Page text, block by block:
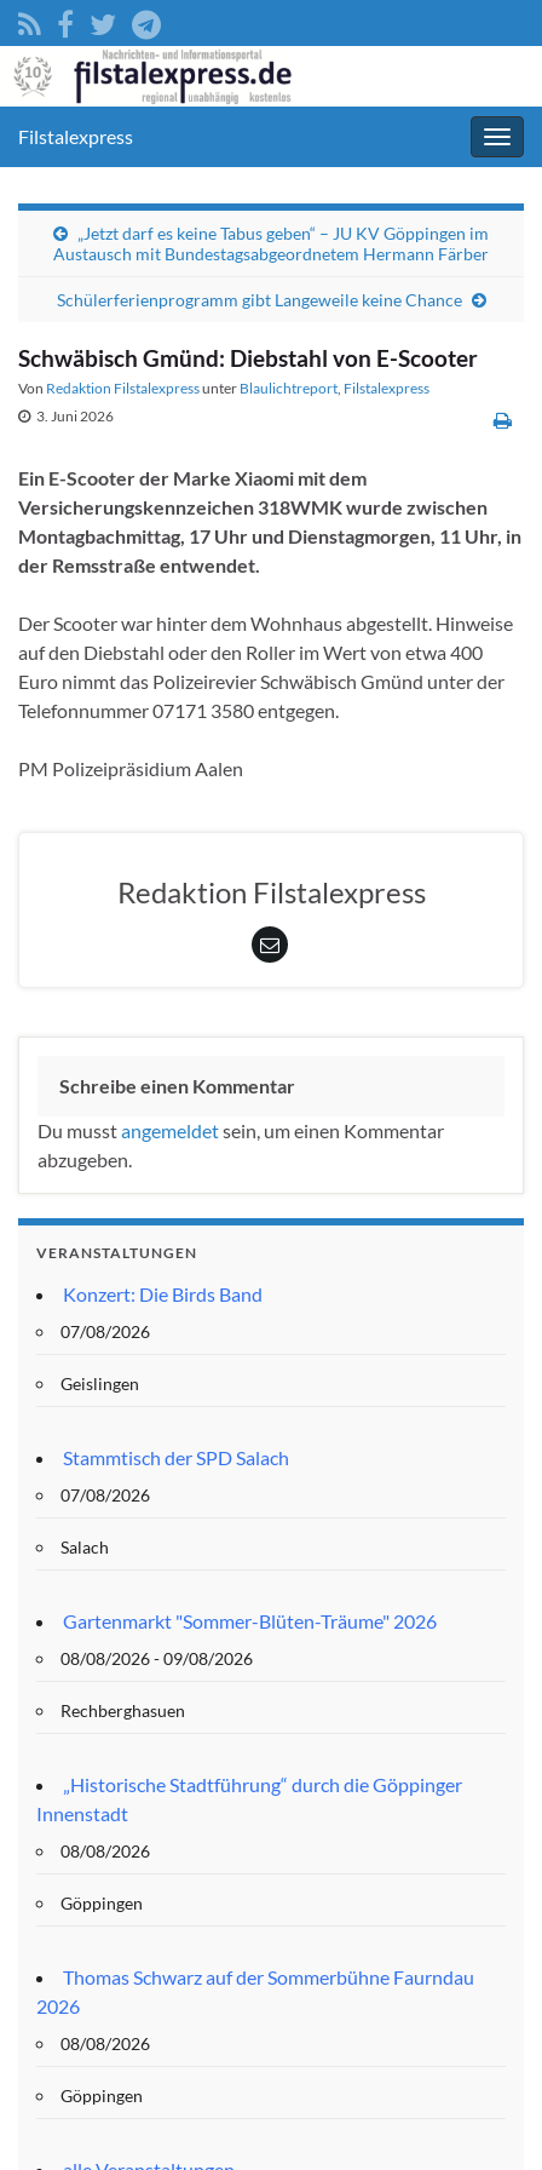
Filstalexpress
„Jetzt darf es keine Tabus geben“ – JU KV Göppingen im
Austausch mit Bundestagsabgeordnetem Hermann Färber
Schülerferienprogramm gibt Langeweile keine Chance
Schwäbisch Gmünd: Diebstahl von E-Scooter
Von Redaktion Filstalexpressunter Blaulichtreport, Filstalexpress
3. Juni 2026
Ein E-Scooter der Marke Xiaomi mit dem
Versicherungskennzeichen 318WMK wurde zwischen
Montagbachmittag, 17 Uhr und Dienstagmorgen, 11 Uhr, in
der Remsstraße entwendet.
Der Scooter war hinter dem Wohnhaus abgestellt. Hinweise
auf den Diebstahl oder den Roller im Wert von etwa 400
Euro nimmt das Polizeirevier Schwäbisch Gmünd unter der
Telefonnummer 07171 3580 entgegen.
PM Polizeipräsidium Aalen
Redaktion Filstalexpress
Schreibe einen Kommentar
Du musstangemeldetsein, um einen Kommentar
abzugeben.
VERANSTALTUNGEN
Konzert: Die Birds Band
07/08/2026
Geislingen
Stammtisch der SPD Salach
07/08/2026
Salach
Gartenmarkt "Sommer-Blüten-Träume" 2026
08/08/2026 - 09/08/2026
Rechberghasuen
„Historische Stadtführung“ durch die Göppinger
Innenstadt
08/08/2026
Göppingen
Thomas Schwarz auf der Sommerbühne Faurndau
2026
08/08/2026
Göppingen